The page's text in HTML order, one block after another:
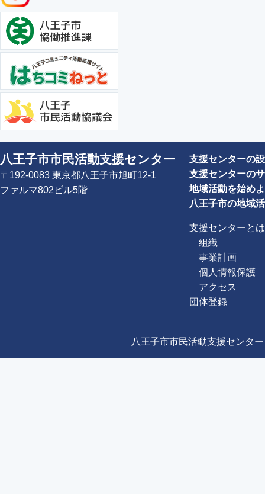
八王子市市民活動支援センター
〒192-0083 東京都八王子市旭町12-1
ファルマ802ビル5階
支援センターの
支援センターの
地域活動を始め
八王子市の地域
支援センターとは
組織
事業計画
個人情報保護
アクセス
団体登録
八王子市市民活動支援センタ